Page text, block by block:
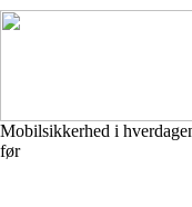
Mobilsikkerhed i
før